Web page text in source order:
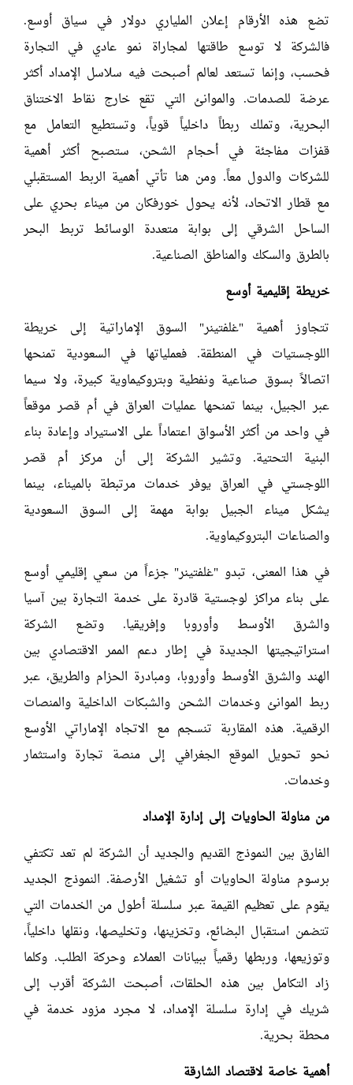
تضع هذه الأرقام إعلان الملياري دولار في سياق أوسع.
فالشركة لا توسع طاقتها لمجاراة نمو عادي في التجارة
فحسب، وإنما تستعد لعالم أصبحت فيه سلاسل الإمداد أكثر
عرضة للصدمات. والموانئ التي تقع خارج نقاط الاختناق
البحرية، وتملك ربطاً داخلياً قوياً، وتستطيع التعامل مع
قفزات مفاجئة في أحجام الشحن، ستصبح أكثر أهمية
للشركات والدول معاً. ومن هنا تأتي أهمية الربط المستقبلي
مع قطار الاتحاد، لأنه يحول خورفكان من ميناء بحري على
الساحل الشرقي إلى بوابة متعددة الوسائط تربط البحر
بالطرق والسكك والمناطق الصناعية.
خريطة إقليمية أوسع
تتجاوز أهمية "غلفتينر" السوق الإماراتية إلى خريطة
اللوجستيات في المنطقة. فعملياتها في السعودية تمنحها
اتصالاً بسوق صناعية ونفطية وبتروكيماوية كبيرة، ولا سيما
عبر الجبيل، بينما تمنحها عمليات العراق في أم قصر موقعاً
في واحد من أكثر الأسواق اعتماداً على الاستيراد وإعادة بناء
البنية التحتية. وتشير الشركة إلى أن مركز أم قصر
اللوجستي في العراق يوفر خدمات مرتبطة بالميناء، بينما
يشكل ميناء الجبيل بوابة مهمة إلى السوق السعودية
والصناعات البتروكيماوية.
في هذا المعنى، تبدو "غلفتينر" جزءاً من سعي إقليمي أوسع
على بناء مراكز لوجستية قادرة على خدمة التجارة بين آسيا
والشرق الأوسط وأوروبا وإفريقيا. وتضع الشركة
استراتيجيتها الجديدة في إطار دعم الممر الاقتصادي بين
الهند والشرق الأوسط وأوروبا، ومبادرة الحزام والطريق، عبر
ربط الموانئ وخدمات الشحن والشبكات الداخلية والمنصات
الرقمية. هذه المقاربة تنسجم مع الاتجاه الإماراتي الأوسع
نحو تحويل الموقع الجغرافي إلى منصة تجارة واستثمار
وخدمات.
من مناولة الحاويات إلى إدارة الإمداد
الفارق بين النموذج القديم والجديد أن الشركة لم تعد تكتفي
برسوم مناولة الحاويات أو تشغيل الأرصفة. النموذج الجديد
يقوم على تعظيم القيمة عبر سلسلة أطول من الخدمات التي
تتضمن استقبال البضائع، وتخزينها، وتخليصها، ونقلها داخلياً،
وتوزيعها، وربطها رقمياً ببيانات العملاء وحركة الطلب. وكلما
زاد التكامل بين هذه الحلقات، أصبحت الشركة أقرب إلى
شريك في إدارة سلسلة الإمداد، لا مجرد مزود خدمة في
محطة بحرية.
أهمية خاصة لاقتصاد الشارقة